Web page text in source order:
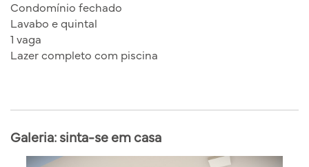
Condomínio fechado
Lavabo e quintal
1 vaga
Lazer completo com piscina
Galeria: sinta-se em casa